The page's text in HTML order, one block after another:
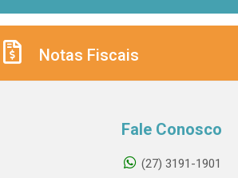
Notas Fiscais
Fale Conosco
(27) 3191-1901